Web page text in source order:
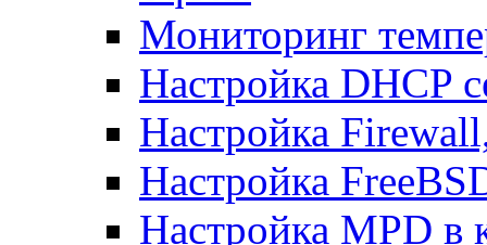
Мониторинг
Настройка DHCP
Настройка
Настройка
Настройка MPD в